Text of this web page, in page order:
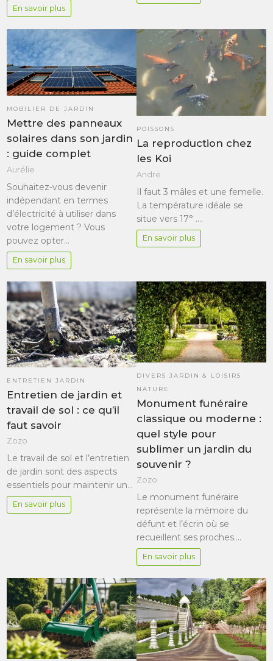
En savoir plus
MOBILIER DE JARDIN
Mettre des panneaux
solaires dans son jardin
: guide complet
Aurélie
Souhaitez-vous devenir
indépendant en termes
d’électricité à utiliser dans
votre logement ? Vous
pouvez opter…
En savoir plus
POISSONS
La reproduction chez
les Koi
Andre
Il faut 3 mâles et une femelle.
La température idéale se
situe vers 17° .…
En savoir plus
ENTRETIEN JARDIN
Entretien de jardin et
travail de sol : ce qu’il
faut savoir
Zozo
Le travail de sol et l’entretien
de jardin sont des aspects
essentiels pour maintenir un…
En savoir plus
DIVERS JARDIN & LOISIRS
NATURE
Monument funéraire
classique ou moderne :
quel style pour
sublimer un jardin du
souvenir ?
Zozo
Le monument funéraire
représente la mémoire du
défunt et l’écrin où se
recueillent ses proches.…
En savoir plus